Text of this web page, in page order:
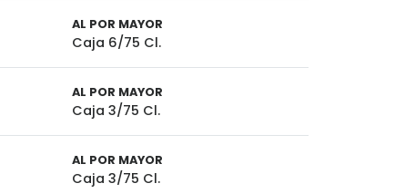
AL POR MAYOR
Caja 6/75 Cl.
AL POR MAYOR
Caja 3/75 Cl.
AL POR MAYOR
Caja 3/75 Cl.